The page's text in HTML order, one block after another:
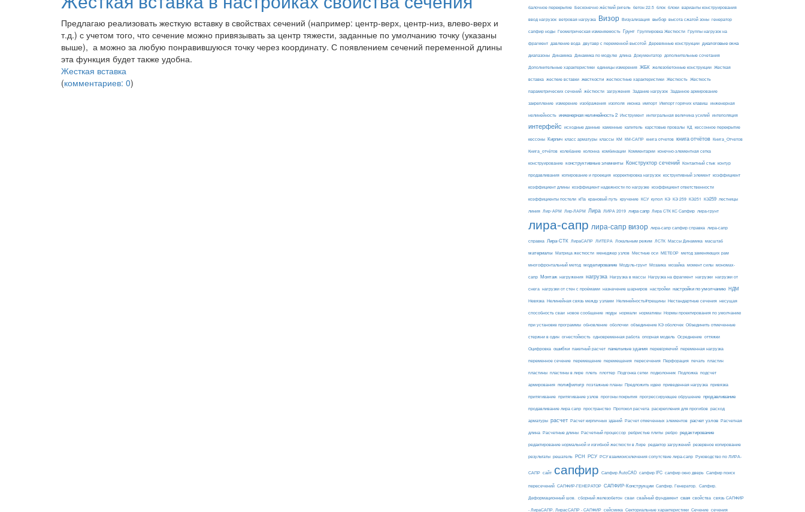
Предлагаю реализовать жесткую вставку в свойствах сечений (например: центр-верх, центр-низ, влево-верх и
т.д.) с учетом того, что сечение можно привязывать за центр тяжести, заданные по умолчанию точку (указаны
выше), а можно за любую понравившуюся точку через координату. С появлением сечений переменной длины
эта функция будет также удобна.
Жесткая вставка
(комментариев: 0)
балочное перекрытие Бесконечно жёсткий ригель бетон 22.5 блок блоки варианты конструирования
ввод нагрузок ветровая нагрузка Визор Визуализация выбор высота сжатой зоны генератор
сапфир ноды Геометрическая изменяемость Грунт Группировка Жесткости Группы нагрузок на
фрагмент давление вода двутавр с переменной высотой Деревянные конструкции диалоговые окна
диапазоны Динамика Динамика по модулю длина Документатор дополнительные сочетания
Дополнительные характеристики единицы измерения ЖБК железобетонные конструкции Жесткая
вставка жесткие вставки жесткости жесткостные характеристики Жесткость Жесткость
параметрических сечений жёсткости загружения Задание нагрузок Заданное армирование
закрепление измерение изображения изополя иконка импорт Импорт горячих клавиш инженерная
нелинейность инженерная нелинейность 2 Инструмент интегральная величина усилий интеполяция
интерфейс исходные данные каменные капитель карстовые провалы КД кессонное перекрытие
кессоны Кирпич класс арматуры классы КМ КМ-САПР книга отчетов книга отчётов Книга_Отчетов
Книга_отчётов колебание колонна комбинации Комментарии конечно-элементная сетка
конструирование конструктивные элементы Конструктор сечений Контактный стык контур
продавливания копирование и проекция корректировка нагрузок коструктивный элемент коэффициент
коэффициент длины коэффициент надежности по нагрузке коэффициент ответственности
коэффициенты постели кПа крановый путь кручение КСУ купол КЭ КЭ 259 КЭ251 КЭ259 лестницы
линия Лир-АРМ Лир-ЛАРМ Лира ЛИРА 2019 лира сапр Лира СТК КС Сапфир лира-грунт
лира-сапр лира-сапр визор лира-сапр сапфир справка лира-сапр
справка Лира-СТК ЛираСАПР ЛИТЕРА Локальным режим ЛСТК Массы Динамика масштаб
материалы Матрица жесткости менеджер узлов Местные оси МЕТЕОР метод заменяющих рам
многофронтальный метод моделирование Модуль-грунт Мозаика мозайка момент силы мономах-
сапр Монтаж нагружения нагрузка Нагрузка в массы Нагрузка на фрагмент нагрузки нагрузки от
снега нагрузки от стен с проёмами назначение шарниров настройки настройки по умолчанию НДМ
Невязка Нелинейная связь между узлами Нелинейность#трещины Нестандартные сечения несущая
способность сваи новое сообщение ноды нормали нормативы Нормы проектирования по умолчанию
при установке программы обновление оболочки объединение КЭ оболочек Объединить отмеченные
стержни в один огнестойкость одновременная работа опорная модель Осреднение оттяжки
Оцифровка ошибки пакетный расчет панельные здания перевіряючий переменная нагрузка
переменное сечение перемещение перемещения пересечения Перфорация печать пластин
пластины пластины в лире плеть плоттер Подгонка сетки подколонник Подложка подсчет
армирования полифильтр поэтажные планы Предложить идею приведенная нагрузка привязка
притягивание притягивание узлов прогоны покрытия прогрессирующее обрушение продавливание
продавливание лира сапр пространство Протокол расчета раскрепления для прогибов расход
арматуры расчет Расчет кирпичных зданий Расчет отмеченных элементов расчет узлов Расчетная
длина Расчетные длины Расчетный процессор ребристые плиты ребро редактирование
редактирование нормальной и изгибной жесткости в Лире редактор загружений резервное копирование
результаты решатель РСН РСУ РСУ взаимоисключения сопутствие лира-сапр Руководство по ЛИРА-
САПР сайт сапфир Сапфир AutoCAD сапфир IFC сапфир окно дверь Сапфир поиск
пересечений САПФИР-ГЕНЕРАТОР САПФИР-Конструкции Сапфир. Генератор. Сапфир.
Деформационный шов. сборный железобетон сваи свайный фундамент свая свойства связь САПФИР
- ЛираСАПР. ЛирасСАПР - САПФИР сейсмика Секториальные характеристики Сечение сечения